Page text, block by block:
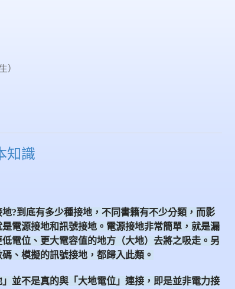
）
知識
地?到底有多少種接地，不同書籍有不少分類，而影
電源接地和訊號接地。電源接地非常簡單，就是漏
電位、更大電容值的地方（大地）去將之吸走。另
、模擬的訊號接地，都歸入此類。
並不是真的與「大地電位」連接，即是並非電力接